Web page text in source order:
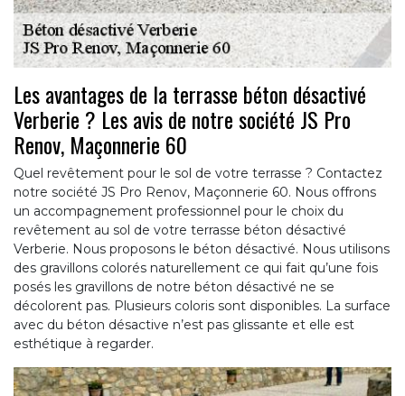
Les avantages de la terrasse béton désactivé
Verberie ? Les avis de notre société JS Pro
Renov, Maçonnerie 60
Quel revêtement pour le sol de votre terrasse ? Contactez
notre société JS Pro Renov, Maçonnerie 60. Nous offrons
un accompagnement professionnel pour le choix du
revêtement au sol de votre terrasse béton désactivé
Verberie. Nous proposons le béton désactivé. Nous utilisons
des gravillons colorés naturellement ce qui fait qu’une fois
posés les gravillons de notre béton désactivé ne se
décolorent pas. Plusieurs coloris sont disponibles. La surface
avec du béton désactive n’est pas glissante et elle est
esthétique à regarder.